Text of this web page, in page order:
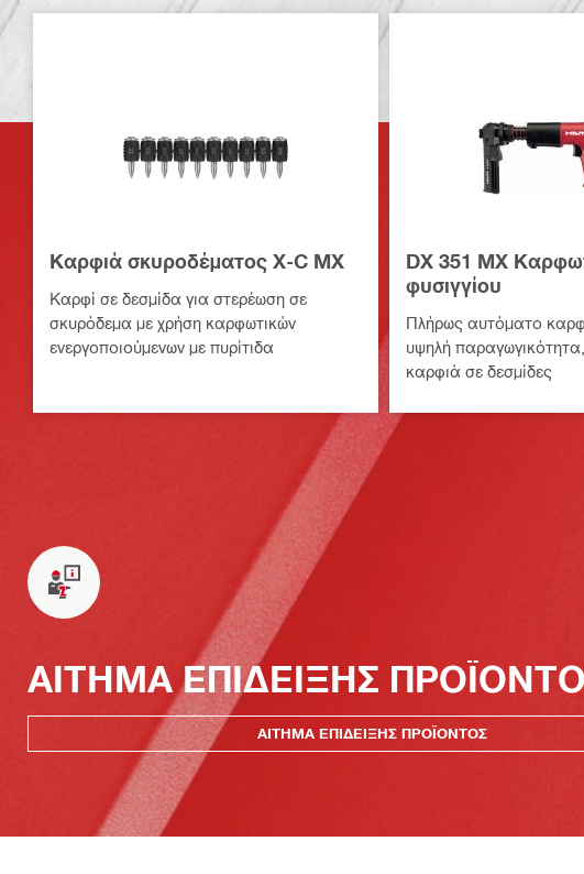
Καρφιά σκυροδέματος X-C MX
Καρφί σε δεσμίδα για στερέωση σε
σκυρόδεμα με χρήση καρφωτικών
ενεργοποιούμενων με πυρίτιδα
DX 351 MX
φυσιγγίου
Πλήρως αυτόματο
υψηλή
καρφιά σε δεσμίδες
ΑΙΤΗΜΑ ΕΠΙΔΕΙΞΗΣ
ΑΙΤΗΜΑ ΕΠΙΔΕΙΞΗΣ ΠΡΟΪΟΝΤΟΣ